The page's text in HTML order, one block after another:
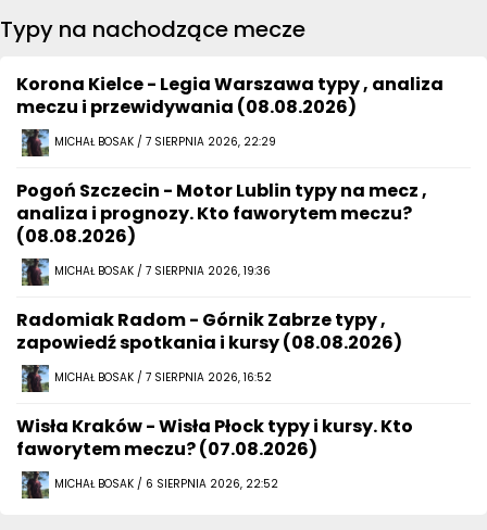
Typy na nachodzące mecze
Korona Kielce - Legia Warszawa typy , analiza
meczu i przewidywania (08.08.2026)
MICHAŁ BOSAK / 7 SIERPNIA 2026, 22:29
Pogoń Szczecin - Motor Lublin typy na mecz ,
analiza i prognozy. Kto faworytem meczu?
(08.08.2026)
MICHAŁ BOSAK / 7 SIERPNIA 2026, 19:36
Radomiak Radom - Górnik Zabrze typy ,
zapowiedź spotkania i kursy (08.08.2026)
MICHAŁ BOSAK / 7 SIERPNIA 2026, 16:52
Wisła Kraków - Wisła Płock typy i kursy. Kto
faworytem meczu? (07.08.2026)
MICHAŁ BOSAK / 6 SIERPNIA 2026, 22:52